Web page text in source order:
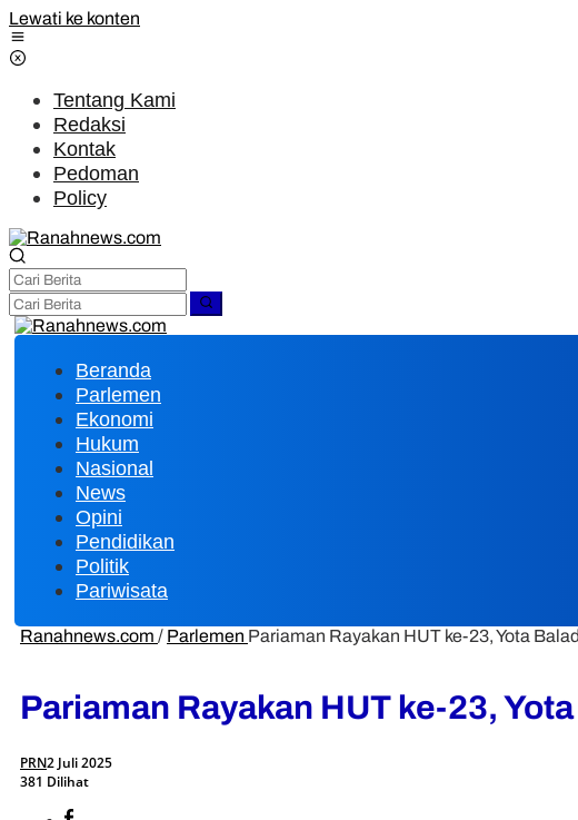
Lewati ke konten
Tentang Kami
Redaksi
Kontak
Pedoman
Policy
Beranda
Parlemen
Ekonomi
Hukum
Nasional
News
Opini
Pendidikan
Politik
Pariwisata
Ranahnews.com / Parlemen Pariaman Rayakan HUT ke-23, Yota
Pariaman Rayakan HUT ke-23,
PRN2 Juli 2025
381 Dilihat